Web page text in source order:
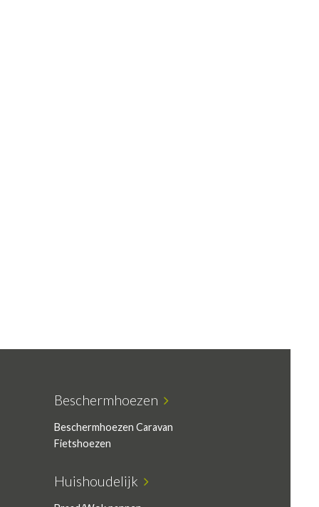
Beschermhoezen
Beschermhoezen Caravan
Fietshoezen
Huishoudelijk